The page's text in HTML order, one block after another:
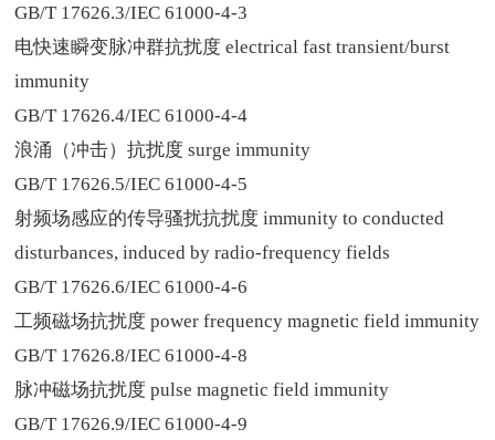
GB/T 17626.3/IEC 61000-4-3
电快速瞬变脉冲群抗扰度 electrical fast transient/burst
immunity
GB/T 17626.4/IEC 61000-4-4
浪涌（冲击）抗扰度 surge immunity
GB/T 17626.5/IEC 61000-4-5
射频场感应的传导骚扰抗扰度 immunity to conducted
disturbances, induced by radio-frequency fields
GB/T 17626.6/IEC 61000-4-6
工频磁场抗扰度 power frequency magnetic field immunity
GB/T 17626.8/IEC 61000-4-8
脉冲磁场抗扰度 pulse magnetic field immunity
GB/T 17626.9/IEC 61000-4-9